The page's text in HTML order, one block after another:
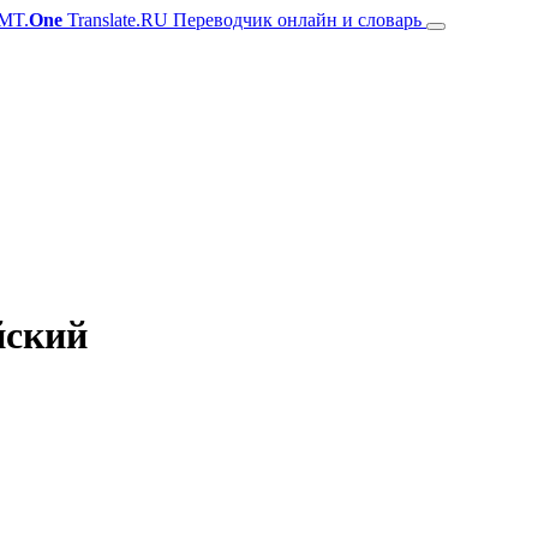
One Translate.RU Переводчик онлайн и словарь